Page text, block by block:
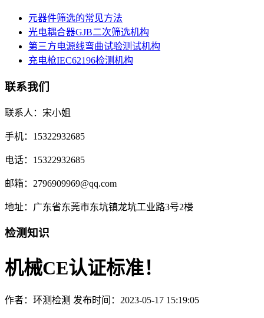
元器件筛选的常见方法
光电耦合器GJB二次筛选机构
第三方电源线弯曲试验测试机构
充电枪IEC62196检测机构
联系我们
联系人：宋小姐
手机：15322932685
电话：15322932685
邮箱：2796909969@qq.com
地址：广东省东莞市东坑镇龙坑工业路3号2楼
检测知识
机械CE认证标准！
作者：环测检测 发布时间：2023-05-17 15:19:05